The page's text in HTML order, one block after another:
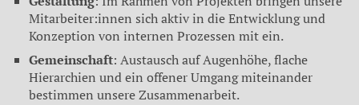
Mitarbeiter:innen sich aktiv in die Entwicklung und
Konzeption von internen Prozessen mit ein.
Gemeinschaft: Austausch auf Augenhöhe, flache
Hierarchien und ein offener Umgang miteinander
bestimmen unsere Zusammenarbeit.